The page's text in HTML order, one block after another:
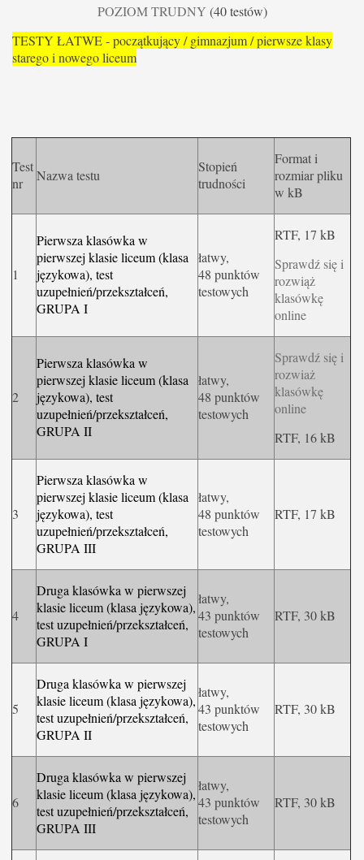
POZIOM TRUDNY (40 testów)
TESTY ŁATWE - początkujący / gimnazjum / pierwsze klasy
starego i nowego liceum
Test
nr
Nazwa testu
Stopień
trudności
Format i
rozmiar pliku
w kB
1
Pierwsza klasówka w
pierwszej klasie liceum (klasa
językowa), test
uzupełnień/przekształceń,
GRUPA I
łatwy,
48 punktów
testowych
RTF, 17 kB
Sprawdź się i
rozwiąż
klasówkę
online
2
Pierwsza klasówka w
pierwszej klasie liceum (klasa
językowa), test
uzupełnień/przekształceń,
GRUPA II
łatwy,
48 punktów
testowych
Sprawdź się i
rozwiaż
klasówkę
online
RTF, 16 kB
3
Pierwsza klasówka w
pierwszej klasie liceum (klasa
językowa), test
uzupełnień/przekształceń,
GRUPA III
łatwy,
48 punktów
testowych
RTF, 17 kB
4
Druga klasówka w pierwszej
klasie liceum (klasa językowa),
test uzupełnień/przekształceń,
GRUPA I
łatwy,
43 punktów
testowych
RTF, 30 kB
5
Druga klasówka w pierwszej
klasie liceum (klasa językowa),
test uzupełnień/przekształceń,
GRUPA II
łatwy,
43 punktów
testowych
RTF, 30 kB
6
Druga klasówka w pierwszej
klasie liceum (klasa językowa),
test uzupełnień/przekształceń,
GRUPA III
łatwy,
43 punktów
testowych
RTF, 30 kB